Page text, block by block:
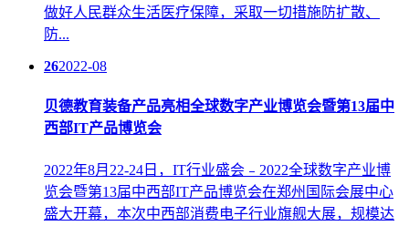
做好人民群众生活医疗保障，采取一切措施防扩散、
防...
262022-08
贝德教育装备产品亮相全球数字产业博览会暨第13届中
西部IT产品博览会
2022年8月22-24日，IT行业盛会﹣2022全球数字产业博
览会暨第13届中西部IT产品博览会在郑州国际会展中心
盛大开幕，本次中西部消费电子行业旗舰大展，规模达